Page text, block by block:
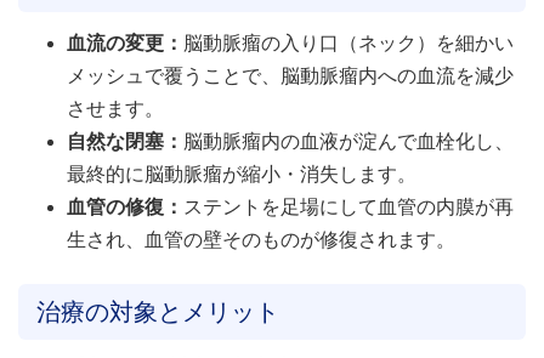
血流の変更： 脳動脈瘤の入り口（ネック）を細かい
メッシュで覆うことで、脳動脈瘤内への血流を減少
させます。
自然な閉塞： 脳動脈瘤内の血液が淀んで血栓化し、
最終的に脳動脈瘤が縮小・消失します。
血管の修復： ステントを足場にして血管の内膜が再
生され、血管の壁そのものが修復されます。
治療の対象とメリット